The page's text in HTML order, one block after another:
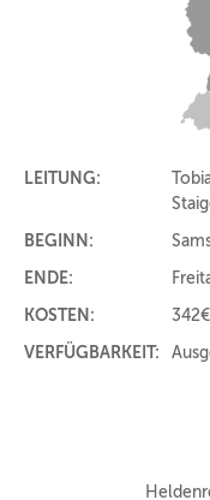
LEITUNG:
BEGINN:
ENDE:
KOSTEN:
342€
VERFÜGBARKEIT: